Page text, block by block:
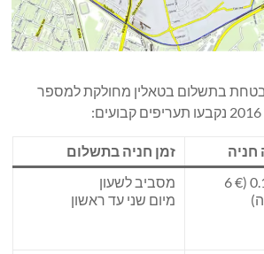
בתשלום בטאלין מחולקת למספר
חניה זמן חניה בתשלום
€ 0.10 (€ 6
מסביב לשעון
מיום שני עד ראשון